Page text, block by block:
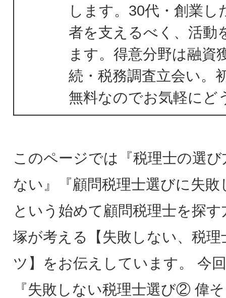
します。30代・創業し
者を支えるべく、活動
ます。得意分野は融資
続・税務調査立会い。
無料なのでお気軽にど
このページでは『税理士の選
ない』『顧問税理士選びに失
という始めて顧問税理士を探
塚が考える【失敗しない、税理
ツ】をお伝えしています。 今
『失敗しない税理士選び② 偉